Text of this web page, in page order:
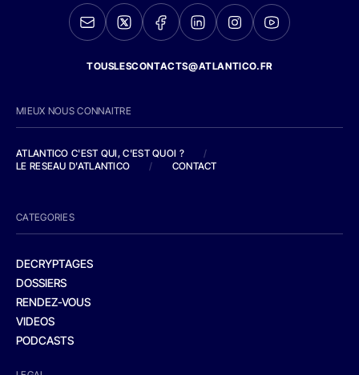
TOUSLESCONTACTS@ATLANTICO.FR
MIEUX NOUS CONNAITRE
ATLANTICO C'EST QUI, C'EST QUOI ?
/
LE RESEAU D'ATLANTICO
/ CONTACT
CATEGORIES
DECRYPTAGES
DOSSIERS
RENDEZ-VOUS
VIDEOS
PODCASTS